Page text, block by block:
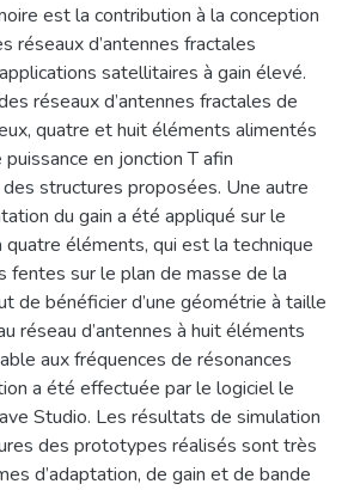
est la contribution à la conception
réseaux d’antennes fractales
satellitaires à gain élevé.
réseaux d’antennes fractales de
quatre et huit éléments alimentés
en jonction T afin
des structures proposées. Une autre
du gain a été appliqué sur le
quatre éléments, qui est la technique
fentes sur le plan de masse de la
de bénéficier d’une géométrie à taille
réseau d’antennes à huit éléments
aux fréquences de résonances
a été effectuée par le logiciel le
Studio. Les résultats de simulation
des prototypes réalisés sont très
d’adaptation, de gain et de bande